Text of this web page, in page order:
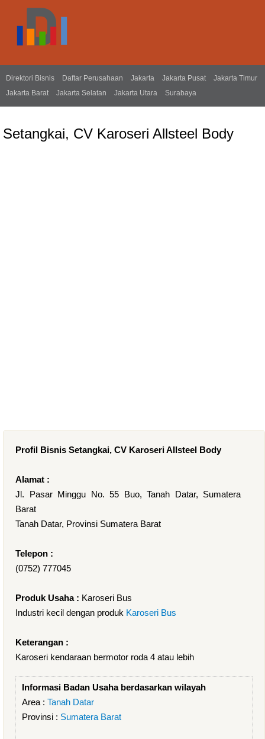
Direktori Bisnis Daftar Perusahaan Jakarta Jakarta Pusat
Jakarta Timur
Jakarta Barat
Jakarta Selatan Jakarta Utara Surabaya
Setangkai, CV Karoseri Allsteel Body
Profil Bisnis Setangkai, CV Karoseri Allsteel Body
Alamat :
Jl. Pasar Minggu No. 55 Buo, Tanah Datar, Sumatera
Barat
Tanah Datar, Provinsi Sumatera Barat
Telepon :
(0752) 777045
Produk Usaha : Karoseri Bus
Industri kecil dengan produk Karoseri Bus
Keterangan :
Karoseri kendaraan bermotor roda 4 atau lebih
Informasi Badan Usaha berdasarkan wilayah
Area : Tanah Datar
Provinsi : Sumatera Barat